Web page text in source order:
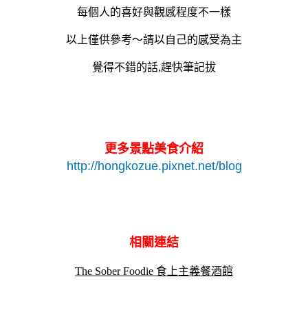
每個人的喜好與觀感程度不一樣
以上僅供參考～請以自己的感受為主
覺得不錯的話,趕快筆記拔
更多景點美食介紹
http://hongkozue.pixnet.net/blog
相關連結
The Sober Foodie 食上主義餐酒館